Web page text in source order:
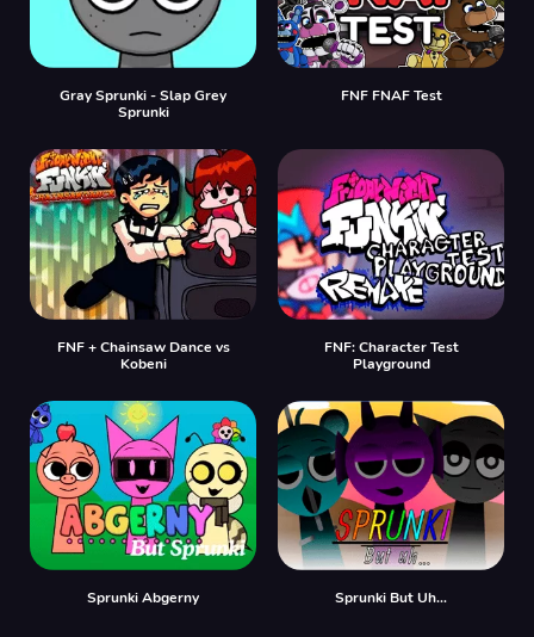
Gray Sprunki - Slap Grey
Sprunki
FNF FNAF Test
FNF + Chainsaw Dance vs
Kobeni
FNF: Character Test
Playground
Sprunki Abgerny Sprunki But Uh…